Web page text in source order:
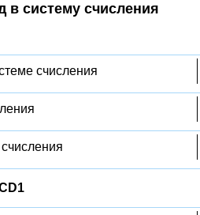
в систему счисления
счисления